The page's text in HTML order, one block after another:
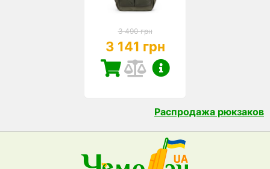
3 490 грн
3 141 грн
Распродажа рюкзаков